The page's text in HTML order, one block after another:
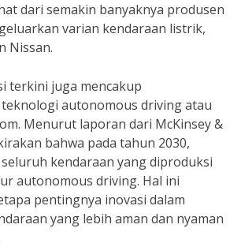
dari semakin banyaknya produsen
varian kendaraan listrik,
Nissan.
terkini juga mencakup
autonomous driving atau
Menurut laporan dari McKinsey &
bahwa pada tahun 2030,
kendaraan yang diproduksi
autonomous driving. Hal ini
pentingnya inovasi dalam
yang lebih aman dan nyaman